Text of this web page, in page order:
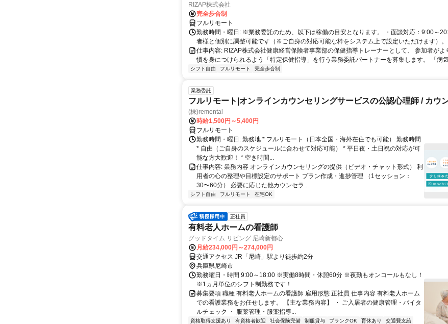
RIZAP株式会社
完全歩合制
フルリモート
勤務時間・曜日: ※業務委託のため、以下は稼働の目安となります。 ・面談対応：9:00～
者様と個別に調整可能です（※ご自身の対応可能な枠をシステム上で設定いただけます）。
仕事内容: RIZAP株式会社健康経営保険者事業部の保健指導トレーナーとして、 参加者がよ
慣を身につけられるよう「特定保健指導」を行う業務委託パートナーを募集します。 「病
シフト自由 フルリモート 完全歩合制
業務委託
フルリモート|オンラインカウンセリングサービスの公認心理師 / カウ
(株)remental
時給1,500円～5,400円
フルリモート
勤務時間・曜日: 勤務地 * フルリモート（日本全国・海外在住でも可能） 勤務時間
* 自由（ご自身のスケジュールに合わせて対応可能） * 平日夜・土日祝の対応が可
能な方大歓迎！ * 空き時間...
仕事内容: 業務内容 オンラインカウンセリングの提供（ビデオ・チャット形式） 利
用者の心の整理や目標設定のサポート プラン作成・進捗管理 （1セッション：
30〜60分） 必要に応じた他カウンセラ...
シフト自由 フルリモート 在宅OK
正社員
有料老人ホームの看護師
グッドタイム リビング 尼崎新都心
月給234,000円～274,000円
交通アクセス JR「尼崎」駅より徒歩約2分
兵庫県尼崎市
勤務曜日・時間 9:00～18:00 ※実働8時間・休憩60分 ※夜勤もオンコールもなし！
※1ヵ月単位のシフト制勤務です！
募集要項 職種 有料老人ホームの看護師 雇用形態 正社員 仕事内容 有料老人ホーム
での看護業務をお任せします。 【主な業務内容】 ・ ご入居者の健康管理・バイタ
ルチェック ・ 服薬管理・服薬指導...
資格取得支援あり 有資格者歓迎 社会保険完備 制服貸与 ブランクOK 育休あり
交通費支給